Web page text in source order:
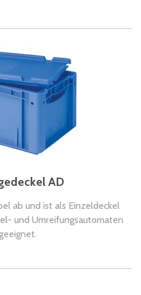
AD
ab und ist als Einzeldeckel
und Umreifungsautomaten